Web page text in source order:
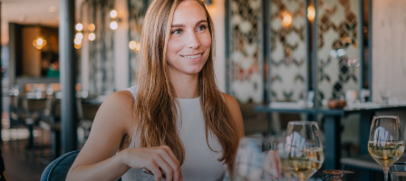
Recreatief
Winkels
Winkelgebieden
Parkeren
Bezienswaardigheden